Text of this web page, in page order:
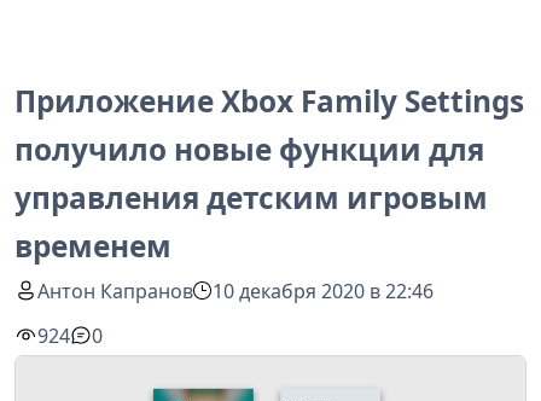
Приложение Xbox Family Settings
получило новые функции для
управления детским игровым
временем
Антон Капранов
10 декабря 2020 в 22:46
924
0